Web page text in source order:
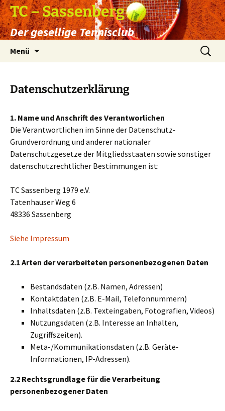
Zum
Inhalt
springen
TC – Sassenberg
Der gesellige Tennisclub
Menü
Suchen
nach:
Datenschutzerklärung
1. Name und Anschrift des Verantworlichen
Die Verantwortlichen im Sinne der Datenschutz-
Grundverordnung und anderer nationaler
Datenschutzgesetze der Mitgliedsstaaten sowie sonstiger
datenschutzrechtlicher Bestimmungen ist:
TC Sassenberg 1979 e.V.
Tatenhauser Weg 6
48336 Sassenberg
Siehe Impressum
2.1 Arten der verarbeiteten personenbezogenen Daten
Bestandsdaten (z.B. Namen, Adressen)
Kontaktdaten (z.B. E-Mail, Telefonnummern)
Inhaltsdaten (z.B. Texteingaben, Fotografien, Videos)
Nutzungsdaten (z.B. Interesse an Inhalten,
Zugriffszeiten).
Meta-/Kommunikationsdaten (z.B. Geräte-
Informationen, IP-Adressen).
2.2 Rechtsgrundlage für die Verarbeitung
personenbezogener Daten